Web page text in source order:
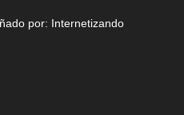
por: Internetizando